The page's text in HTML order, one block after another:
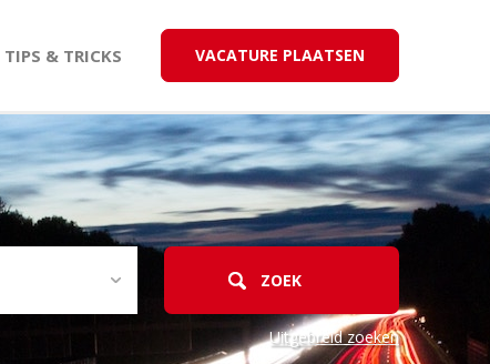
TIPS & TRICKS VACATURE PLAATSEN
Uitgebreid zoeken